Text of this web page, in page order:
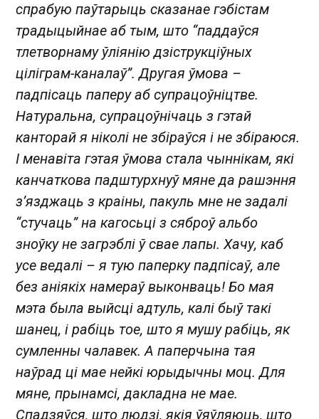
спрабую паўтарыць сказанае гэбістам
традыцыйнае аб тым, што “паддаўся
тлетворнаму ўліянію дзіструкціўных
ціліграм-каналаў”. Другая ўмова –
падпісаць паперу аб супрацоўніцтве.
Натуральна, супрацоўнічаць з гэтай
канторай я ніколі не збіраўся і не збіраюся.
І менавіта гэтая ўмова стала чыннікам, які
канчаткова падштурхнуў мяне да рашэння
з’язджаць з краіны, пакуль мне не задалі
“стучаць” на кагосьці з сяброў альбо
зноўку не загрэблі ў свае лапы. Хачу, каб
усе ведалі – я тую паперку падпісаў, але
без аніякіх намераў выконваць! Бо мая
мэта была выйсці адтуль, калі быў такі
шанец, і рабіць тое, што я мушу рабіць, як
сумленны чалавек. А паперчына тая
наўрад ці мае нейкі юрыдычны моц. Для
мяне, прынамсі, дакладна не мае.
Спадзяўся, што людзі, якія ўяўляюць, што